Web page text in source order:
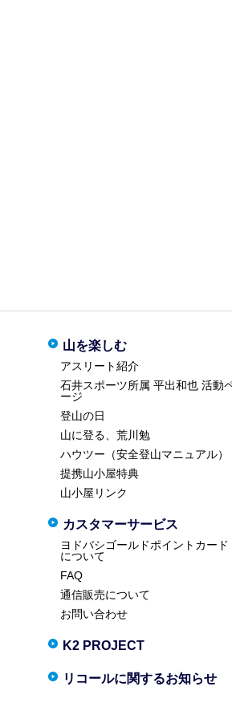
山を楽しむ
アスリート紹介
石井スポーツ所属 平出和也 活動
ージ
登山の日
山に登る、荒川勉
ハウツー（安全登山マニュアル）
提携山小屋特典
山小屋リンク
カスタマーサービス
ヨドバシゴールドポイントカード
について
FAQ
通信販売について
お問い合わせ
K2 PROJECT
リコールに関するお知らせ